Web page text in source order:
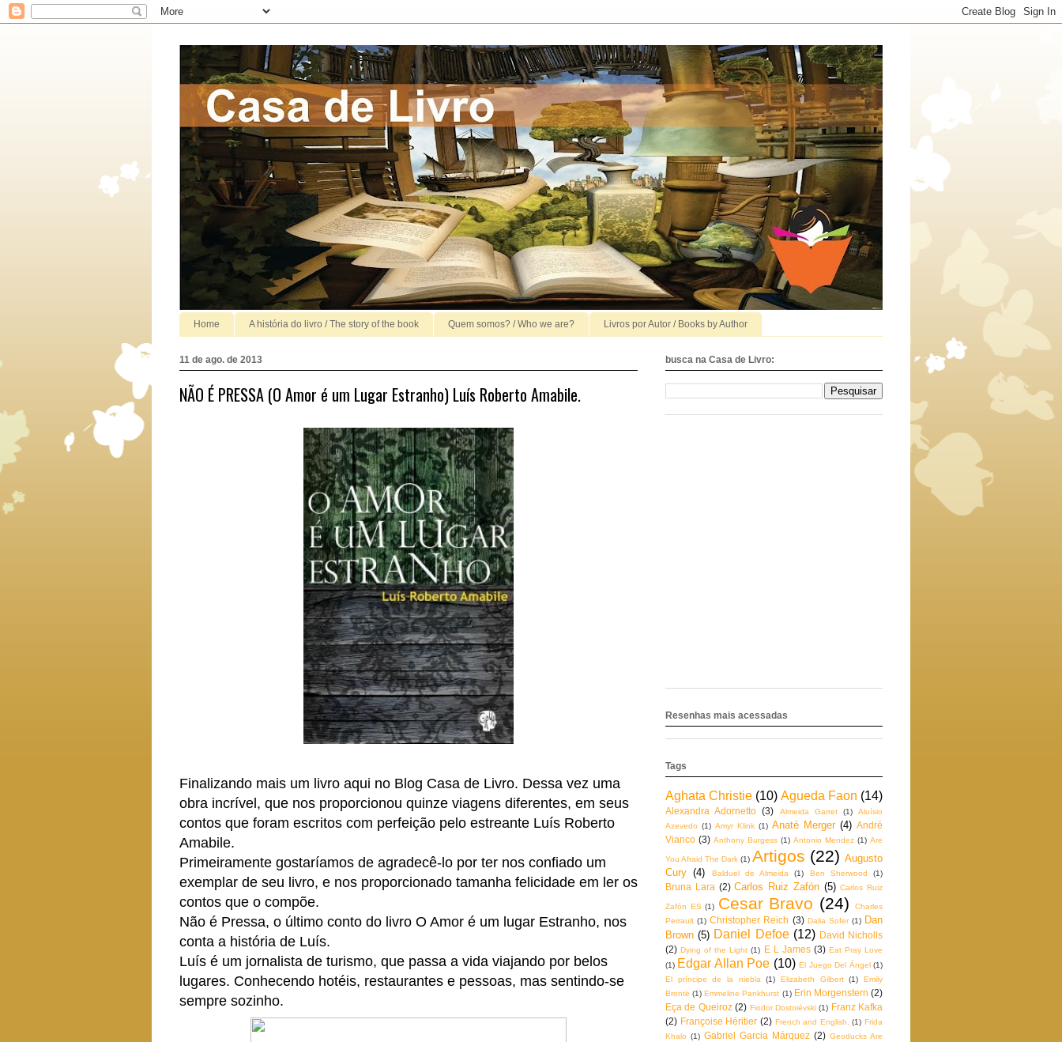
Home A história do livro / The story of the book Quem somos? / Who we are? Livros por Autor / Books by Author
11 de ago. de 2013
NÃO É PRESSA (O Amor é um Lugar Estranho) Luís Roberto Amabile.
Finalizando mais um livro aqui no Blog Casa de Livro. Dessa vez uma
obra incrível, que nos proporcionou quinze viagens diferentes, em seus
contos que foram escritos com perfeição pelo estreante Luís Roberto
Amabile.
Primeiramente gostaríamos de agradecê-lo por ter nos confiado um
exemplar de seu livro, e nos proporcionado tamanha felicidade em ler os
contos que o compõe.
Não é Pressa, o último conto do livro O Amor é um lugar Estranho, nos
conta a história de Luís.
Luís é um jornalista de turismo, que passa a vida viajando por belos
lugares. Conhecendo hotéis, restaurantes e pessoas, mas sentindo-se
sempre sozinho.
busca na Casa de Livro:
Resenhas mais acessadas
Tags
Aghata Christie (10) Agueda Faon (14)
Alexandra Adornetto (3) Almeida Garret (1)
Aluísio
Azevedo (1) Amyr Klink (1) Anaté Merger (4) André
Vianco (3) Anthony Burgess (1) Antonio Mendez (1) Are
You Afraid The Dark (1) Artigos (22) Augusto
Cury (4) Balduel de Almeida (1) Ben Sherwood (1)
Bruna Lara (2) Carlos Ruiz Zafón (5) Carlos Ruiz
Zafón ES (1) Cesar Bravo (24)
Charles
Perrault (1) Christopher Reich (3) Dalia Sofer (1) Dan
Brown (5) Daniel Defoe (12) David Nicholls
(2) Dying of the Light (1) E L James (3) Eat Pray Love
(1) Edgar Allan Poe (10) El Juego Del Ángel (1)
El príncipe de la niebla
(1) Elizabeth Gilbert (1)
Emily
Brontë (1) Emmeline Pankhurst (1) Erin Morgenstern (2)
Eça de Queiroz (2) Fiodor Dostoiévski (1) Franz Kafka
(2) Françoise Héritier (2) French and English. (1) Frida
Khalo (1) Gabriel Garcia Márquez (2) Geoducks Are